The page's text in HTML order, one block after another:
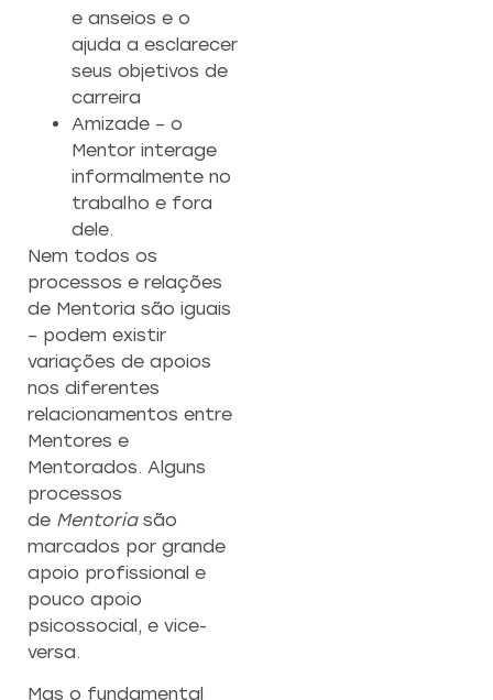
e anseios e o
ajuda a esclarecer
seus objetivos de
carreira
Amizade – o
Mentor interage
informalmente no
trabalho e fora
dele.
Nem todos os
processos e relações
de Mentoria são iguais
– podem existir
variações de apoios
nos diferentes
relacionamentos entre
Mentores e
Mentorados. Alguns
processos
de Mentoriasão
marcados por grande
apoio profissional e
pouco apoio
psicossocial, e vice-
versa.
Mas o fundamental